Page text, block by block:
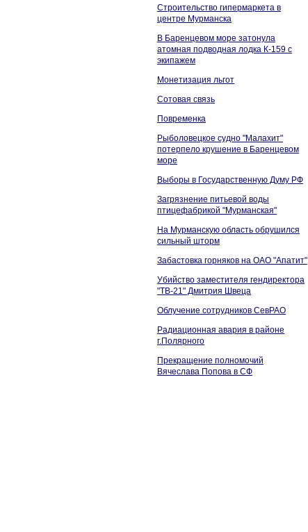
Строительство гипермаркета в
центре Мурманска
В Баренцевом море затонула
атомная подводная лодка К-159 с
экипажем
Монетизация льгот
Сотовая связь
Повременка
Рыболовецкое судно "Малахит"
потерпело крушение в Баренцевом
море
Выборы в Государственную Думу РФ
Загрязнение питьевой воды
птицефабрикой "Мурманская"
На Мурманскую область обрушился
сильный шторм
Забастовка горняков на ОАО "Апатит"
Убийство заместителя гендиректора
"ТВ-21" Дмитрия Швеца
Облучение сотрудников СевРАО
Радиационная авария в районе
г.Полярного
Прекращение полномочий
Вячеслава Попова в СФ